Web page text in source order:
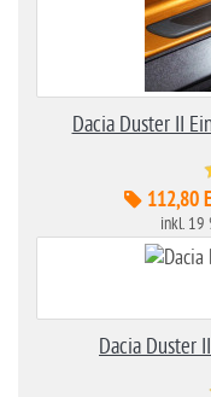
Dacia Duster II
112,80
inkl. 19
Dacia Duster